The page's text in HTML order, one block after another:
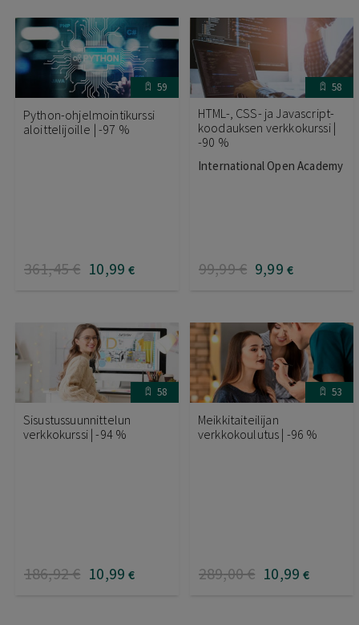
59
Python-ohjelmointikurssi
aloittelijoille | -97 %
361,45€ 10,99 €
58
HTML-, CSS- ja Javascript-
koodauksen verkkokurssi |
-90 %
International Open Academy
99,99€ 9,99 €
58
Sisustussuunnittelun
verkkokurssi | -94 %
186,92€ 10,99 €
53
Meikkitaiteilijan
verkkokoulutus | -96 %
289,00€ 10,99 €